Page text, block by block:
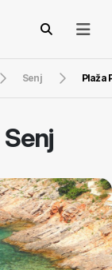
Senj Plaža